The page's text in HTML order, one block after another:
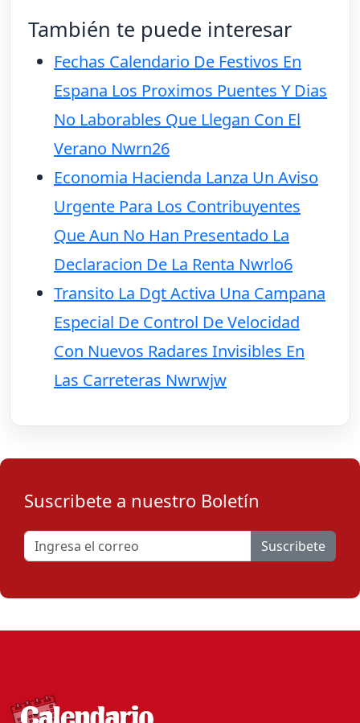
También te puede interesar
Fechas Calendario De Festivos En
Espana Los Proximos Puentes Y Dias
No Laborables Que Llegan Con El
Verano Nwrn26
Economia Hacienda Lanza Un Aviso
Urgente Para Los Contribuyentes
Que Aun No Han Presentado La
Declaracion De La Renta Nwrlo6
Transito La Dgt Activa Una Campana
Especial De Control De Velocidad
Con Nuevos Radares Invisibles En
Las Carreteras Nwrwjw
Suscribete a nuestro Boletín
Suscribete